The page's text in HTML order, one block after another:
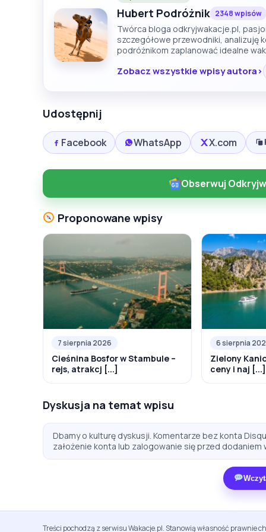
Hubert Podróżnik 2348 wpisów
Twórca bloga odkryjwakacje.pl,
szczegółowe przewodniki, analizuję
podróżnikom zaplanować idealne
Zobacz wszystkie wpisy autora
Udostępnij
Facebook WhatsApp X.com
Obserwuj
Proponowane wpisy
7 sierpnia 2026
Cieśnina Bosfor w Stambule –
rejs, atrakcj [...]
6 sierpnia
Zielony
ceny i naj [...]
Dyskusja na temat wpisu
Dbamy o kulturę dyskusji. Komentarze bez konta
założenie konta lub zalogowanie się przed dodaniem
Treści pochodzą z serwisu Wakacje.pl. Stanowią własność prawnie